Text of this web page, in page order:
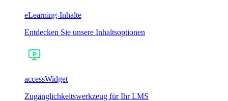
eLearning-Inhalte
Entdecken Sie unsere Inhaltsoptionen
accessWidget
Zugänglichkeitswerkzeug für Ihr LMS